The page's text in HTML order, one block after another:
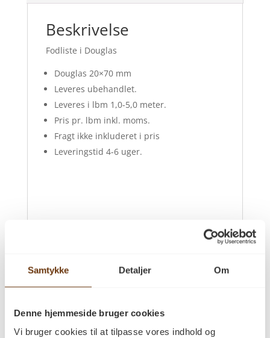
Samtykke Detaljer Om
Denne hjemmeside bruger cookies
Vi bruger cookies til at tilpasse vores indhold og
Beskrivelse
Fodliste i Douglas
Douglas 20×70 mm
Leveres ubehandlet.
Leveres i lbm 1,0-5,0 meter.
Pris pr. lbm inkl. moms.
Fragt ikke inkluderet i pris
Leveringstid 4-6 uger.
Vær den første til at anmelde “Douglas
Fodliste 20×70 mm”